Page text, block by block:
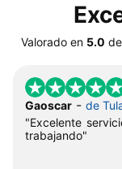
Valorado en 5.0 de
Gaoscar - de
"Excelente
trabajando"